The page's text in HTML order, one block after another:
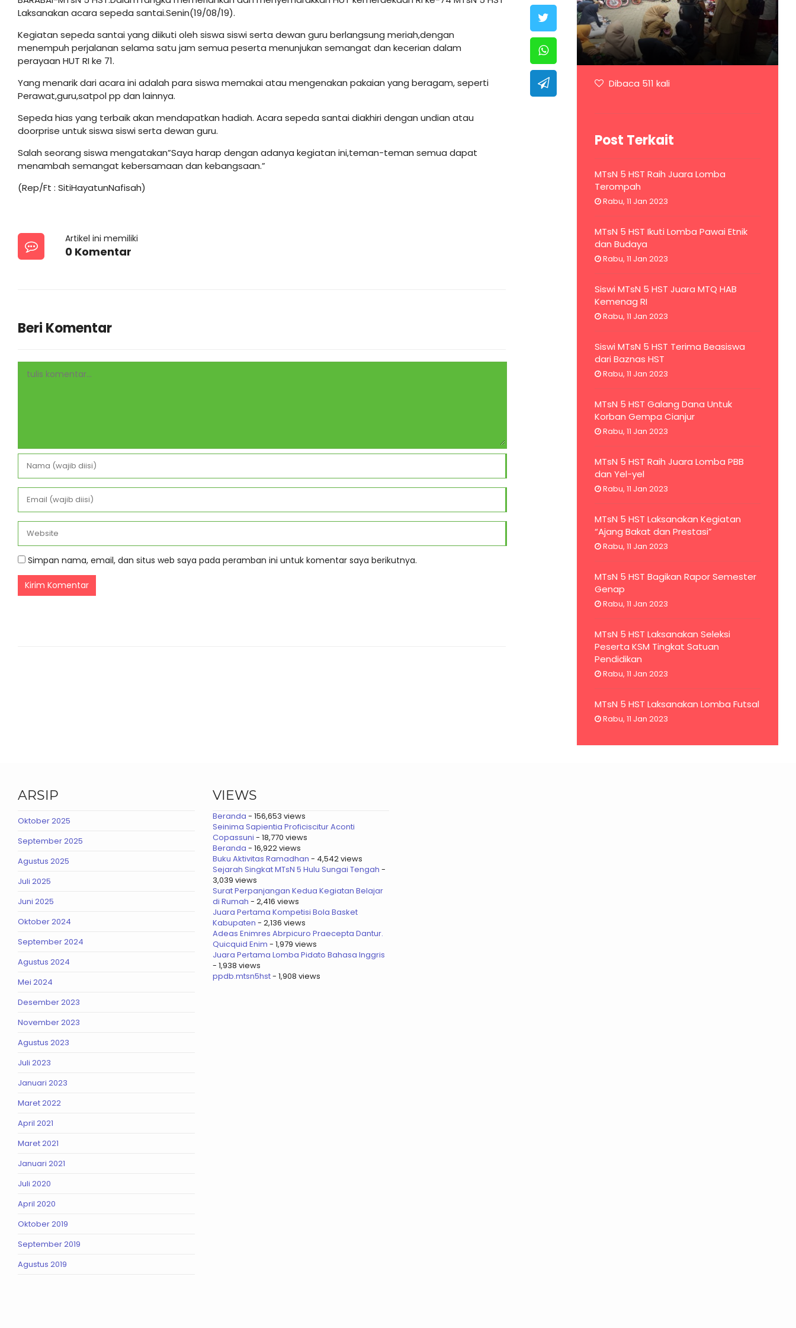
Laksanakan acara sepeda santai.Senin(19/08/19).
Kegiatan sepeda santai yang diikuti oleh siswa siswi serta dewan guru berlangsung meriah,dengan
menempuh perjalanan selama satu jam semua peserta menunjukan semangat dan kecerian dalam
perayaan HUT RI ke 71.
Yang menarik dari acara ini adalah para siswa memakai atau mengenakan pakaian yang beragam, seperti
Perawat,guru,satpol pp dan lainnya.
Sepeda hias yang terbaik akan mendapatkan hadiah. Acara sepeda santai diakhiri dengan undian atau
doorprise untuk siswa siswi serta dewan guru.
Salah seorang siswa mengatakan”Saya harap dengan adanya kegiatan ini,teman-teman semua dapat
menambah semangat kebersamaan dan kebangsaan.”
(Rep/Ft : SitiHayatunNafisah)
Artikel ini memiliki
0 Komentar
Beri Komentar
Simpan nama, email, dan situs web saya pada peramban ini untuk komentar saya berikutnya.
Dibaca 511 kali
Post Terkait
MTsN 5 HST Raih Juara Lomba
Terompah
Rabu, 11 Jan 2023
MTsN 5 HST Ikuti Lomba Pawai Etnik
dan Budaya
Rabu, 11 Jan 2023
Siswi MTsN 5 HST Juara MTQ HAB
Kemenag RI
Rabu, 11 Jan 2023
Siswi MTsN 5 HST Terima Beasiswa
dari Baznas HST
Rabu, 11 Jan 2023
MTsN 5 HST Galang Dana Untuk
Korban Gempa Cianjur
Rabu, 11 Jan 2023
MTsN 5 HST Raih Juara Lomba PBB
dan Yel-yel
Rabu, 11 Jan 2023
MTsN 5 HST Laksanakan Kegiatan
“Ajang Bakat dan Prestasi”
Rabu, 11 Jan 2023
MTsN 5 HST Bagikan Rapor Semester
Genap
Rabu, 11 Jan 2023
MTsN 5 HST Laksanakan Seleksi
Peserta KSM Tingkat Satuan
Pendidikan
Rabu, 11 Jan 2023
MTsN 5 HST Laksanakan Lomba Futsal
Rabu, 11 Jan 2023
ARSIP
Oktober 2025
September 2025
Agustus 2025
Juli 2025
Juni 2025
Oktober 2024
September 2024
Agustus 2024
Mei 2024
Desember 2023
November 2023
Agustus 2023
Juli 2023
Januari 2023
Maret 2022
April 2021
Maret 2021
Januari 2021
Juli 2020
April 2020
Oktober 2019
September 2019
Agustus 2019
VIEWS
Beranda - 156,653 views
Seinima Sapientia Proficiscitur Aconti
Copassuni - 18,770 views
Beranda - 16,922 views
Buku Aktivitas Ramadhan - 4,542 views
Sejarah Singkat MTsN 5 Hulu Sungai Tengah -
3,039 views
Surat Perpanjangan Kedua Kegiatan Belajar
di Rumah - 2,416 views
Juara Pertama Kompetisi Bola Basket
Kabupaten - 2,136 views
Adeas Enimres Abrpicuro Praecepta Dantur.
Quicquid Enim - 1,979 views
Juara Pertama Lomba Pidato Bahasa Inggris
- 1,938 views
ppdb.mtsn5hst- 1,908 views